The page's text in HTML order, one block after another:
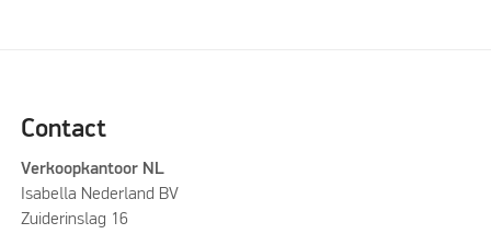
Contact
Verkoopkantoor NL
Isabella Nederland BV
Zuiderinslag 16